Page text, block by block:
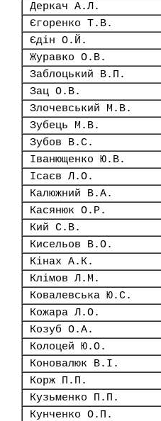
Деркач А.Л.
Єгоренко Т.В.
Єдін О.Й.
Журавко О.В.
Заблоцький В.П.
Зац О.В.
Злочевський М.В.
Зубець М.В.
Зубов В.С.
Іванющенко Ю.В.
Ісаєв Л.О.
Калюжний В.А.
Касянюк О.Р.
Кий С.В.
Кисельов В.О.
Кінах А.К.
Клімов Л.М.
Ковалевська Ю.С.
Кожара Л.О.
Козуб О.А.
Колоцей Ю.О.
Коновалюк В.І.
Корж П.П.
Кузьменко П.П.
Кунченко О.П.